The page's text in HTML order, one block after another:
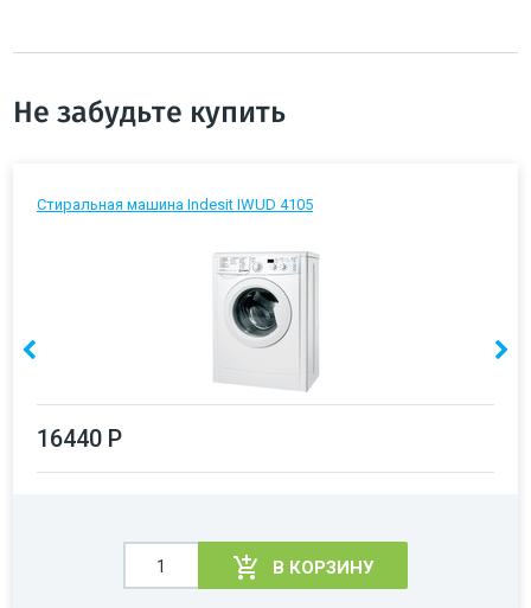
Не забудьте купить
Стиральная машина Indesit IWUD 4105
16440 Р
В КОРЗИНУ